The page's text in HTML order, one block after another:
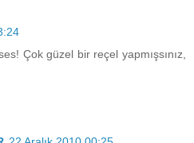
Çok güzel bir reçel yapmışsınız,